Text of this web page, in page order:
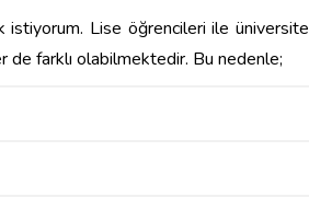
istiyorum. Lise öğrencileri ile üniversite
de farklı olabilmektedir. Bu nedenle;